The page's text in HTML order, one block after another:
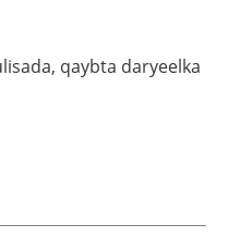
qaybta daryeelka